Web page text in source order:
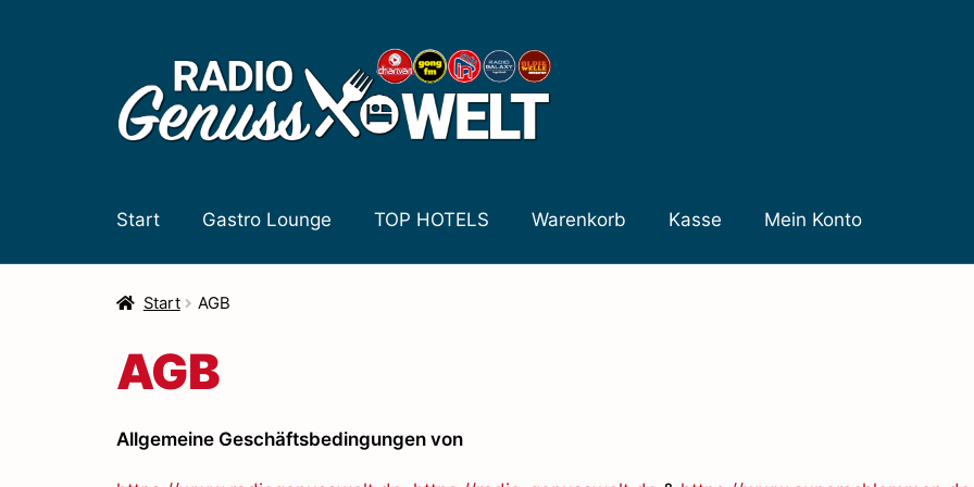
Navigation
springen
springen
Start Gastro Lounge TOP HOTELS Warenkorb Kasse Mein Konto
Start AGB
AGB
Allgemeine Geschäftsbedingungen von